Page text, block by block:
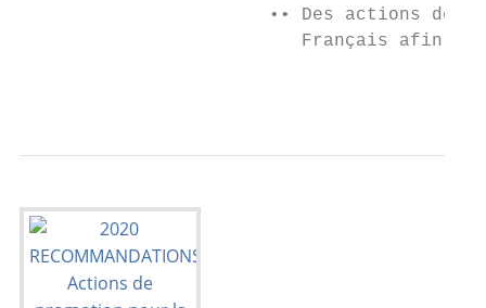
•• Des actions de
Français afin